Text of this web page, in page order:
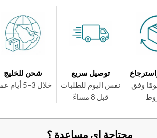
14 يومًا وفق
توصيل سريع
نفس اليوم للطلبات
قبل 8 مساءً
شحن للخليج
خلال 3–5 أيام عمل
محتاجة اي مساعدة ؟